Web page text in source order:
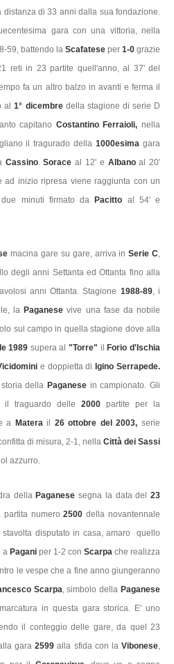
distanza di 33 anni dalla sua fondazione.
gara con una vittoria, nella
59, battendo la Scafatese per 1-0 grazie
reti in 23 partite quell'anno, al 37' del
fa un altro balzo in avanti e ferma il
al1° dicembre della stagione di serie D
capitano Costantino Ferraioli, nella
il tragurado della1000esimagara
Cassino.Soraceal 12' e Albanoal 20'
ad inizio ripresa viene raggiunta con un
minuti firmato da Pacitto al 54' e
macina gare su gare, arriva inSerie C,
degli anni Settanta ed Ottanta fino alla
anni Ottanta. Stagione 1988-89, i
la Paganese vive una fase da nobile
sul campo in quella stagione dove alla
1989 supera al"Torre" il
Forio d'Ischia
e doppietta di Igino Serrapede.
della Paganese in campionato. Gli
il traguardo delle 2000 partite per la
a Materail 26 ottobre del 2003, serie
di misura, 2-1, nella Città dei Sassi
azzurro.
della Paganese segna la data del 23
numero2500della novantennale
stavolta disputato in casa, amaro quello
a Pagani per 1-2 con Scarpa che realizza
le vespe che a fine anno giungeranno
Scarpa, simbolo della Paganese
in questa gara storica. E' uno
il conteggio delle gare, da quel 23
gara2599alla sfida con laVibonese,